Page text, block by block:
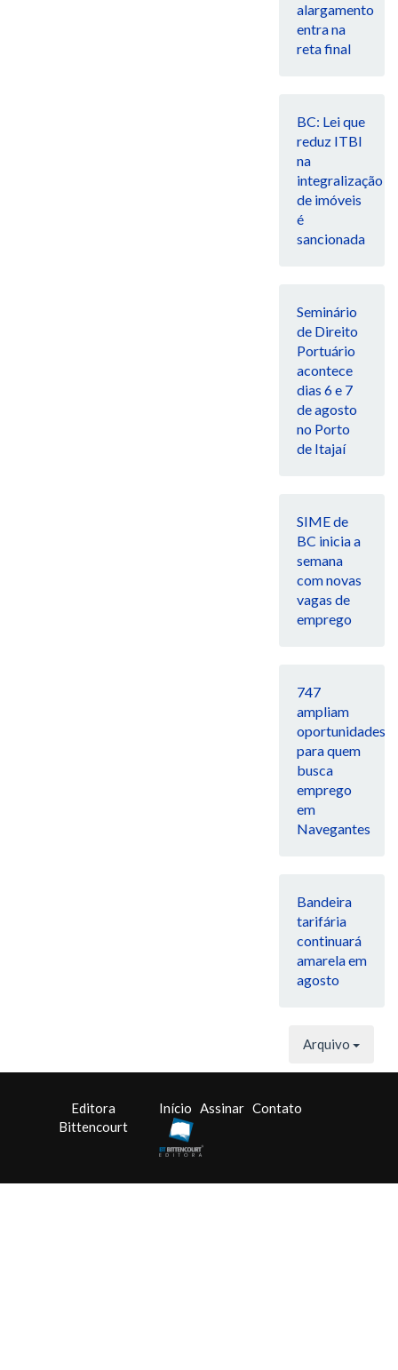
alargamento
entra na
reta final
BC: Lei que
reduz ITBI
na
integralização
de imóveis
é
sancionada
Seminário
de Direito
Portuário
acontece
dias 6 e 7
de agosto
no Porto
de Itajaí
SIME de
BC inicia a
semana
com novas
vagas de
emprego
747
ampliam
oportunidades
para quem
busca
emprego
em
Navegantes
Bandeira
tarifária
continuará
amarela em
agosto
Arquivo
Editora
Bittencourt
Início Assinar Contato